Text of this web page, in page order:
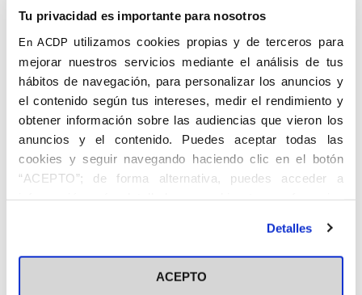
Tu privacidad es importante para nosotros
En ACDP utilizamos cookies propias y de terceros para
mejorar nuestros servicios mediante el análisis de tus
hábitos de navegación, para personalizar los anuncios y
el contenido según tus intereses, medir el rendimiento y
obtener información sobre las audiencias que vieron los
anuncios y el contenido. Puedes aceptar todas las
cookies y seguir navegando haciendo clic en el botón
“ACEPTO”; de forma alternativa, puedes acceder a
información más detallada y cambiar tus preferencias
en el botón "Personalizar". Para más información puedes
visitar nuestra Política de Cookies
Detalles
ACEPTO
Fernández
Rodicio,
Aquilino
Autor
Centro de
adscripción
Fecha de
nacimiento
01/01/1915
Lugar de
Fecha de
defunción
Lugar de
defunción